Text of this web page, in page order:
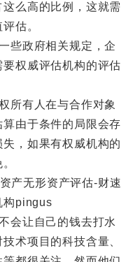
么高的比例，这就需
估。
政府相关规定，企
权威评估机构的评估
有人在与合作对象
由于条件的局限会存
，如果有权威机构的
让自己的钱去打水
术项目的科技含量、